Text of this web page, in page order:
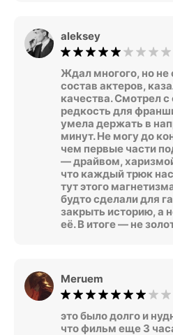
aleksey
Ждал многого, но не
состав актеров,
качества. Смотрел
редкость для
умела держать в
минут. Не могу до
чем первые части
— драйвом,
что каждый трюк
тут этого
будто сделали для
закрыть историю, а
её. В итоге — не
Meruem
это было долго и
что фильм еще 3